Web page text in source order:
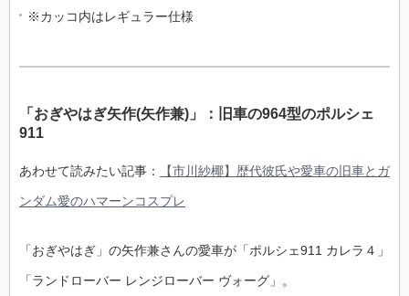
※カッコ内はレギュラー仕様
「おぎやはぎ矢作(矢作兼)」：旧車の964型のポルシェ
911
あわせて読みたい記事： 【市川紗椰】歴代彼氏や愛車の旧車とガ
ンダム愛のハマーンコスプレ
「おぎやはぎ」の矢作兼さんの愛車が「ポルシェ911 カレラ４」
「ランドローバー レンジローバー ヴォーグ」。